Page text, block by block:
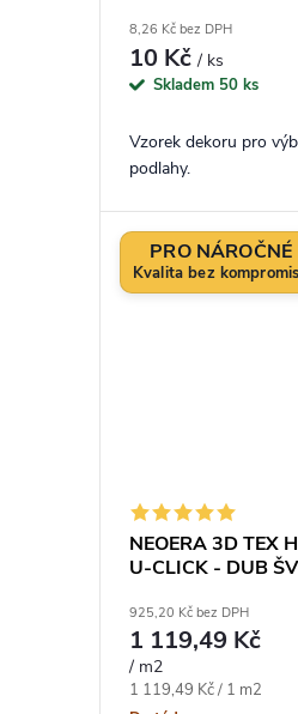
8,26 Kč bez DPH
10 Kč/ ks
Skladem 50 ks
Vzorek dekoru pro
podlahy.
PRO NÁROČNÉ
NEOERA 3D TEX
U-CLICK - DUB
925,20 Kč bez DPH
1 119,49 Kč
/ m2
Měrná cena:
1 119,49 Kč / 1 m2